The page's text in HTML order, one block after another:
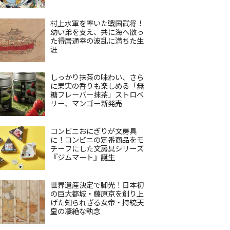
村上水軍を率いた戦国武将！
幼い弟を支え、共に海へ散っ
た得居通幸の波乱に満ちた生
涯
しっかり抹茶の味わい、さら
に果実の香りも楽しめる「無
糖フレーバー抹茶」ストロベ
リー、マンゴー新発売
コンビニおにぎりが文房具
に！コンビニの定番商品をモ
チーフにした文房具シリーズ
『ジムマート』誕生
世界遺産決定で脚光！日本初
の巨大都城・藤原京を創り上
げた知られざる女帝・持統天
皇の凄絶な執念